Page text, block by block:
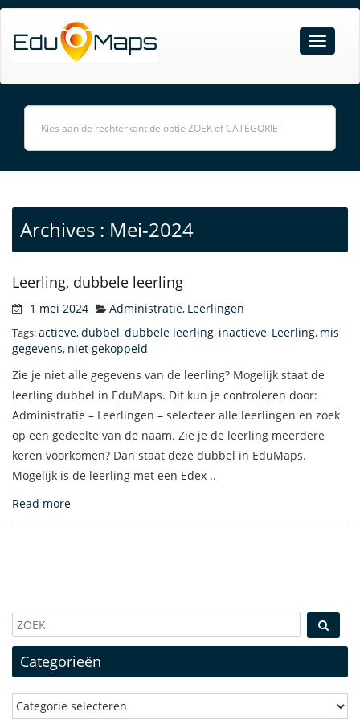
Archives : Mei-2024
Leerling, dubbele leerling
1 mei 2024 Administratie, Leerlingen
Tags:actieve,dubbel,dubbele leerling, inactieve, Leerling, mis
gegevens, niet gekoppeld
Zie je niet alle gegevens van de leerling? Mogelijk staat de
leerling dubbel in EduMaps. Dit kun je controleren door:
Administratie – Leerlingen – selecteer alle leerlingen en zoek
op een gedeelte van de naam. Zie je de leerling meerdere
keren voorkomen? Dan staat deze dubbel in EduMaps.
Mogelijk is de leerling met een Edex ..
Read more
Categorieën
Categorieën